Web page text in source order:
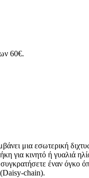
60€.
μια εσωτερική
για κινητό ή γυαλιά
έναν όγκο
(Daisy-chain).